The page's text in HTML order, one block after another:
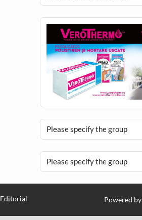
Please specify the group
Please specify the group
Editorial Powered by